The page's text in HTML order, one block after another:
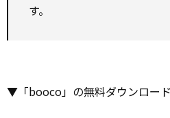
す。
▼「booco」の無料ダウンロー